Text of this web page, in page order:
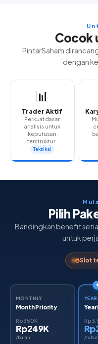
Cocok
PintarSaham
dengan
📊
Trader Aktif
Perkuat dasar
analisis untuk
keputusan
terstruktur.
Teknikal
Pilih
Bandingkan benefit
untuk
Slot
MONTHLY
Month Priority
Rp350K
Rp249K
/bulan /